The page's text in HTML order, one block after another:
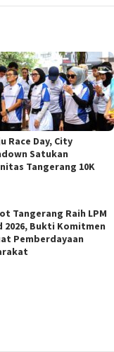
Race Day, City
Satukan
Tangerang 10K
Tangerang Raih LPM
2026, Bukti Komitmen
Pemberdayaan